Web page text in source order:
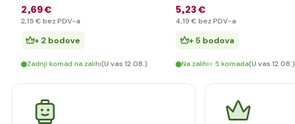
2,69 €
2,15 € bez PDV-a
+ 2 bodove
Zadnji komad na zalihi(U vas 12.08.)
5,23 €
4,19 € bez PDV-a
+ 5 bodova
Na zalihi> 5 komada(U vas 12.08.)